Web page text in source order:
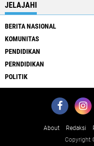
JELAJAHI
BERITA NASIONAL
KOMUNITAS
PENDIDIKAN
PERNDIDIKAN
POLITIK
About Redaksi
Copyright